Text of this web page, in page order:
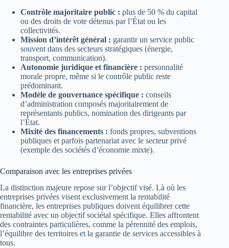
Contrôle majoritaire public : plus de 50 % du capital
ou des droits de vote détenus par l’État ou les
collectivités.
Mission d’intérêt général : garantir un service public
souvent dans des secteurs stratégiques (énergie,
transport, communication).
Autonomie juridique et financière : personnalité
morale propre, même si le contrôle public reste
prédominant.
Modèle de gouvernance spécifique : conseils
d’administration composés majoritairement de
représentants publics, nomination des dirigeants par
l’État.
Mixité des financements : fonds propres, subventions
publiques et parfois partenariat avec le secteur privé
(exemple des sociétés d’économie mixte).
Comparaison avec les entreprises privées
La distinction majeure repose sur l’objectif visé. Là où les
entreprises privées visent exclusivement la rentabilité
financière, les entreprises publiques doivent équilibrer cette
rentabilité avec un objectif sociétal spécifique. Elles affrontent
des contraintes particulières, comme la pérennité des emplois,
l’équilibre des territoires et la garantie de services accessibles à
tous.